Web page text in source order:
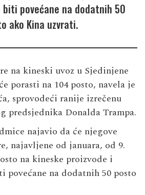
povećane na dodatnih 50
ako Kina uzvrati.
na kineski uvoz u Sjedinjene
porasti na 104 posto, navela je
sprovodeći ranije izrečenu
predsjednika Donalda Trampa.
najavio da će njegove
najavljene od januara, od 9.
na kineske proizvode i
povećane na dodatnih 50 posto